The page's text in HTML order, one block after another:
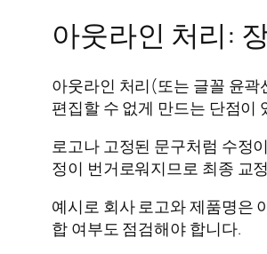
아웃라인 처리:
아웃라인 처리(또는 글꼴 윤
편집할 수 없게 만드는 단점이
로고나 고정된 문구처럼 수정
정이 번거로워지므로 최종 교
예시로 회사 로고와 제품명은
합 여부도 점검해야 합니다.